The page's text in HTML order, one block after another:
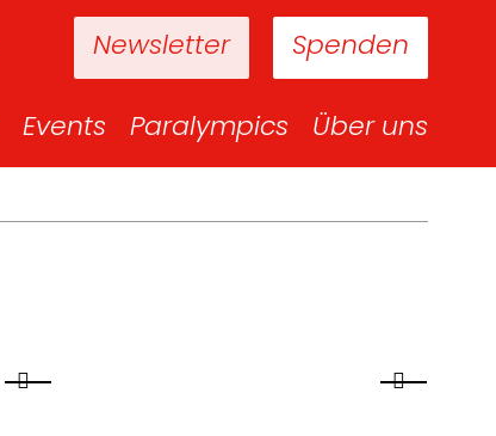
Spenden
Newsletter
Events Paralympics Über uns